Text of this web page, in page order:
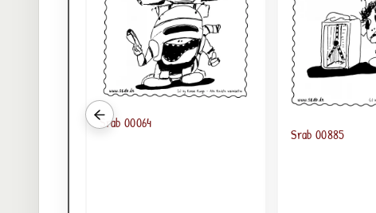
Vorherige verwandte Srabs
Srab 00064
Srab 00885